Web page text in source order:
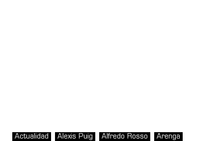
Actualidad Alexis Puig Alfredo Rosso Arenga